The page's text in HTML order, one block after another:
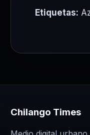
Etiquetas:
Chilango Times